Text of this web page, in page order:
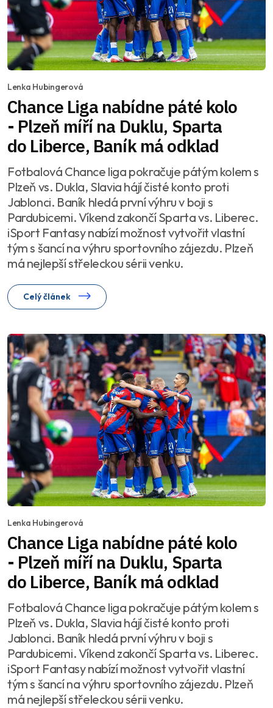
Lenka Hubingerová
Chance Liga nabídne páté kolo
- Plzeň míří na Duklu, Sparta
do Liberce, Baník má odklad
Fotbalová Chance liga pokračuje pátým kolem s
Plzeň vs. Dukla, Slavia hájí čisté konto proti
Jablonci. Baník hledá první výhru v boji s
Pardubicemi. Víkend zakončí Sparta vs. Liberec.
iSport Fantasy nabízí možnost vytvořit vlastní
tým s šancí na výhru sportovního zájezdu. Plzeň
má nejlepší střeleckou sérii venku.
Celý článek
Lenka Hubingerová
Chance Liga nabídne páté kolo
- Plzeň míří na Duklu, Sparta
do Liberce, Baník má odklad
Fotbalová Chance liga pokračuje pátým kolem s
Plzeň vs. Dukla, Slavia hájí čisté konto proti
Jablonci. Baník hledá první výhru v boji s
Pardubicemi. Víkend zakončí Sparta vs. Liberec.
iSport Fantasy nabízí možnost vytvořit vlastní
tým s šancí na výhru sportovního zájezdu. Plzeň
má nejlepší střeleckou sérii venku.